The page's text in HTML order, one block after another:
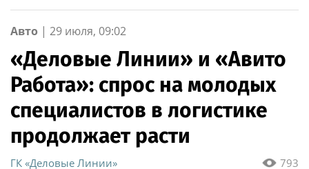
Авто | 29 июля, 09:02
«Деловые Линии» и «Авито
Работа»: спрос на молодых
специалистов в логистике
продолжает расти
793
ГК «Деловые Линии»